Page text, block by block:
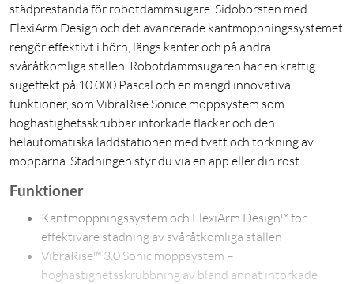
städprestanda för robotdammsugare. Sidoborsten med
FlexiArm Design och det avancerade kantmoppningssystemet
rengör effektivt i hörn, längs kanter och på andra
svåråtkomliga ställen. Robotdammsugaren har en kraftig
sugeffekt på 10 000 Pascal och en mängd innovativa
funktioner, som VibraRise Sonice moppsystem som
höghastighetsskrubbar intorkade fläckar och den
helautomatiska laddstationen med tvätt och torkning av
mopparna. Städningen styr du via en app eller din röst.
Funktioner
Kantmoppningssystem och FlexiArm Design™ för
effektivare städning av svåråtkomliga ställen
VibraRise™ 3.0 Sonic moppsystem –
höghastighetsskrubbning av bland annat intorkade